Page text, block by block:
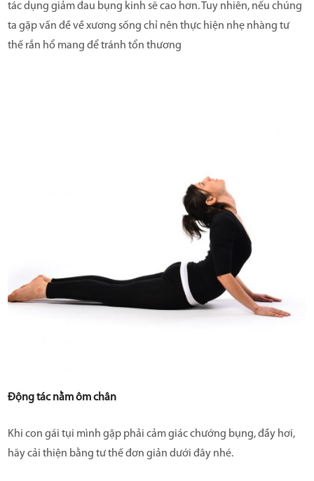
tác dụng giảm đau bụng kinh sẽ cao hơn. Tuy nhiên, nếu chúng
ta gặp vấn đề về xương sống chỉ nên thực hiện nhẹ nhàng tư
thế rắn hổ mang để tránh tổn thương
Động tác nằm ôm chân
Khi con gái tụi mình gặp phải cảm giác chướng bụng, đầy hơi,
hãy cải thiện bằng tư thế đơn giản dưới đây nhé.